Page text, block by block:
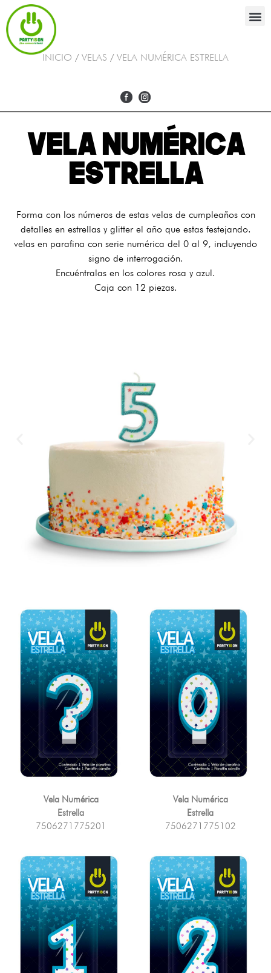
INICIO / VELAS / VELA NUMÉRICA ESTRELLA
VELA NUMÉRICA
ESTRELLA
Forma con los números de estas velas de cumpleaños con
detalles en estrellas y glitter el año que estas festejando.
velas en parafina con serie numérica del 0 al 9, incluyendo
signo de interrogación.
Encuéntralas en los colores rosa y azul.
Caja con 12 piezas.
Vela Numérica
Estrella
7506271775201
Vela Numérica
Estrella
7506271775102